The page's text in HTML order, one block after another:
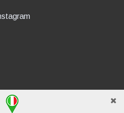
430, 47835 Saludecio (RN), Italia.